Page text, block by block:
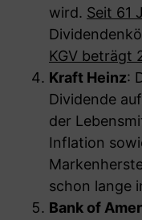
wird. Seit 61
KGV beträgt
Kraft Heinz:
Dividende
der
Inflation
schon lange
Bank of